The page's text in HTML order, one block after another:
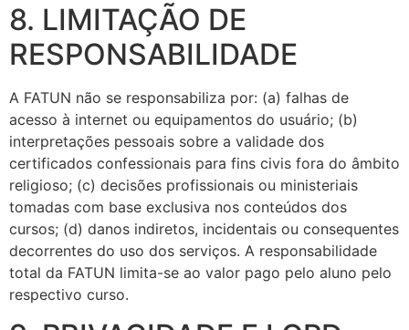
8. LIMITAÇÃO DE
RESPONSABILIDADE
A FATUN não se responsabiliza por: (a) falhas de
acesso à internet ou equipamentos do usuário; (b)
interpretações pessoais sobre a validade dos
certificados confessionais para fins civis fora do âmbito
religioso; (c) decisões profissionais ou ministeriais
tomadas com base exclusiva nos conteúdos dos
cursos; (d) danos indiretos, incidentais ou consequentes
decorrentes do uso dos serviços. A responsabilidade
total da FATUN limita-se ao valor pago pelo aluno pelo
respectivo curso.